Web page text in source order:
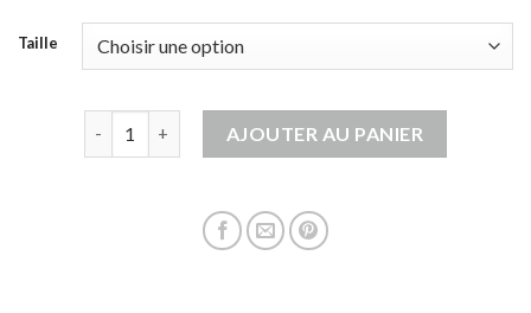
Taille
AJOUTER AU PANIER